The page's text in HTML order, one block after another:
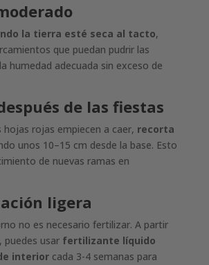
la tierra esté seca al tacto,
que puedan pudrir las
humedad adecuada sin exceso de
de las fiestas
hojas rojas empiecen a caer, recorta
unos 10–15 cm desde la base. Esto
de nuevas ramas en
ligera
no es necesario fertilizar. A partir
puedes usar fertilizante líquido
interiorcada 3-4 semanas para